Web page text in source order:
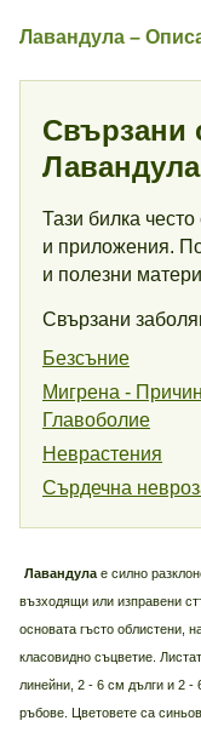
Лавандула –
Свързани
Лавандула
Тази билка
и приложения.
и полезни
Свързани
Безсъние
Мигрена -
Главоболие
Неврастения
Сърдечна
Лавандула е силно
възходящи или изправени
основата гъсто облистени,
класовидно съцветие.
линейни, 2 - 6 см дълги и 2 -
ръбове. Цветовете са